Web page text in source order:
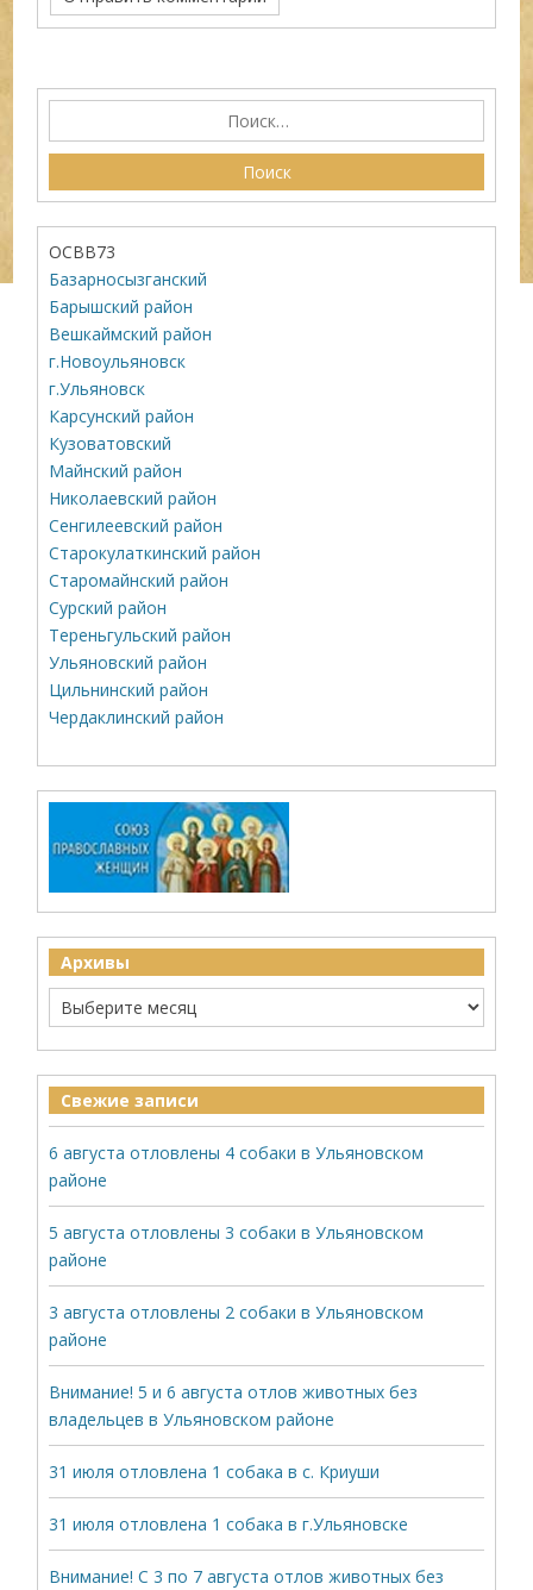
ОСВВ73
Базарносызганский
Барышский район
Вешкаймский район
г.Новоульяновск
г.Ульяновск
Карсунский район
Кузоватовский
Майнский район
Николаевский район
Сенгилеевский район
Старокулаткинский район
Старомайнский район
Сурский район
Тереньгульский район
Ульяновский район
Цильнинский район
Чердаклинский район
Архивы
Свежие записи
6 августа отловлены 4 собаки в Ульяновском
районе
5 августа отловлены 3 собаки в Ульяновском
районе
3 августа отловлены 2 собаки в Ульяновском
районе
Внимание! 5 и 6 августа отлов животных без
владельцев в Ульяновском районе
31 июля отловлена 1 собака в с. Криуши
31 июля отловлена 1 собака в г.Ульяновске
Внимание! С 3 по 7 августа отлов животных без